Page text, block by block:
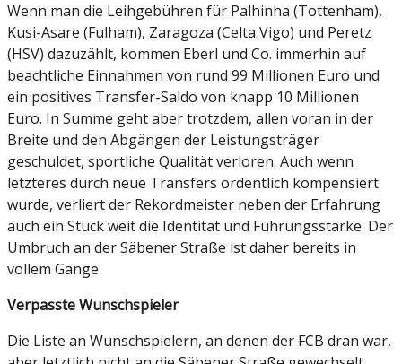
Wenn man die Leihgebühren für Palhinha (Tottenham),
Kusi-Asare (Fulham), Zaragoza (Celta Vigo) und Peretz
(HSV) dazuzählt, kommen Eberl und Co. immerhin auf
beachtliche Einnahmen von rund 99 Millionen Euro und
ein positives Transfer-Saldo von knapp 10 Millionen
Euro. In Summe geht aber trotzdem, allen voran in der
Breite und den Abgängen der Leistungsträger
geschuldet, sportliche Qualität verloren. Auch wenn
letzteres durch neue Transfers ordentlich kompensiert
wurde, verliert der Rekordmeister neben der Erfahrung
auch ein Stück weit die Identität und Führungsstärke. Der
Umbruch an der Säbener Straße ist daher bereits in
vollem Gange.
Verpasste Wunschspieler
Die Liste an Wunschspielern, an denen der FCB dran war,